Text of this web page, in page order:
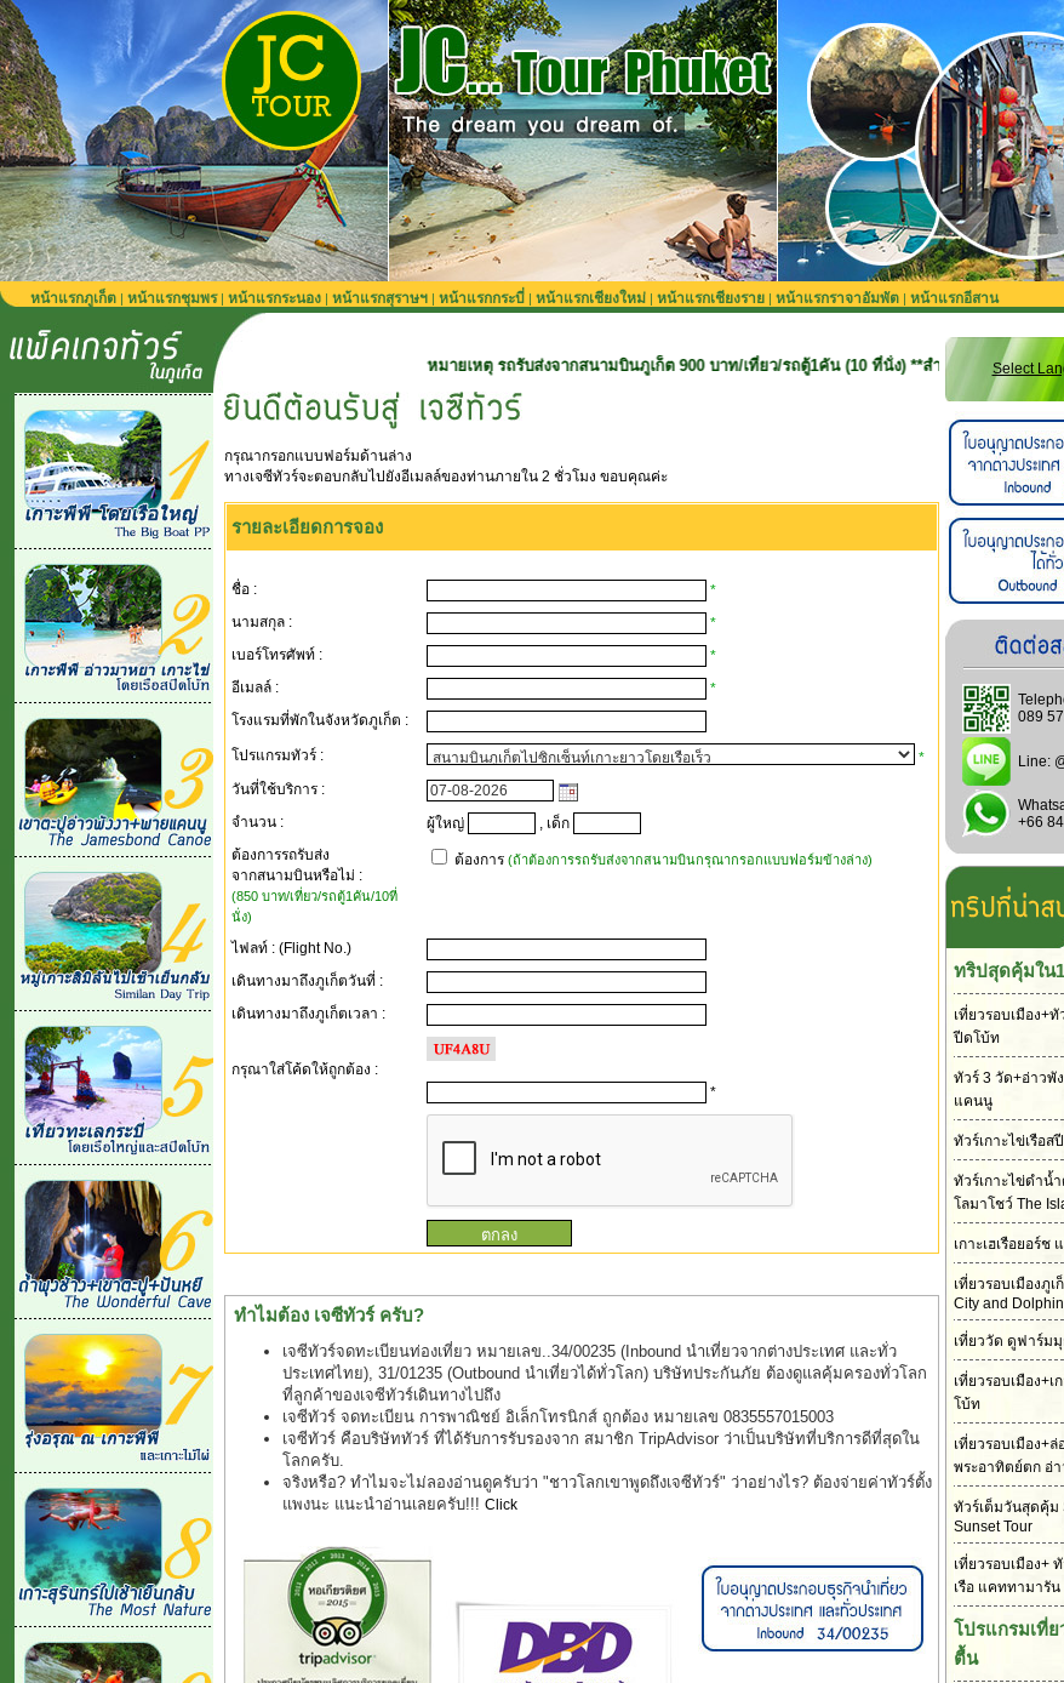
หน้าแรกภูเก็ต | หน้าแรกชุมพร| หน้าแรกระนอง | หน้าแรกสุราษฯ | หน้าแรกกระบี่ | หน้าแรกเชียงใหม่ | หน้าแรกเชียงราย | หน้าแรกราจาอัมพัต | หน้าแรกอีสาน
หมายเหตุ รถรับส่งจากสนามบินภูเก็ต 900 บาท/เที่ยว/รถตู้1คัน (10 ที่นั่ง) **สำหรับลูกค้าจองทริปที่ยังไม่รวมร
กรุณากรอกแบบฟอร์มด้านล่าง
ทางเจซีทัวร์จะตอบกลับไปยังอีเมลล์ของท่านภายใน 2 ชั่วโมง ขอบคุณค่ะ
รายละเอียดการจอง
ชื่อ :
*
นามสกุล :
*
เบอร์โทรศัพท์ :
*
อีเมลล์ :
*
โรงแรมที่พักในจังหวัดภูเก็ต :
โปรแกรมทัวร์ :
*
วันที่ใช้บริการ :
จำนวน :
ผู้ใหญ่
, เด็ก
ต้องการรถรับส่ง
จากสนามบินหรือไม่ :
(850 บาท/เที่ยว/รถตู้1คัน/10ที่
นั่ง)
ต้องการ (ถ้าต้องการรถรับส่งจากสนามบินกรุณากรอกแบบฟอร์มข้างล่าง)
ไฟลท์ : (Flight No.)
เดินทางมาถึงภูเก็ตวันที่ :
เดินทางมาถึงภูเก็ตเวลา :
กรุณาใส่โค้ดให้ถูกต้อง :
*
ทำไมต้อง เจซีทัวร์ ครับ?
เจซีทัวร์จดทะเบียนท่องเที่ยว หมายเลข..34/00235 (Inbound นำเที่ยวจากต่างประเทศ และทั่ว
ประเทศไทย), 31/01235 (Outbound นำเที่ยวได้ทั่วโลก) บริษัทประกันภัย ต้องดูแลคุ้มครองทั่วโลก
ที่ลูกค้าของเจซีทัวร์เดินทางไปถึง
เจซีทัวร์ จดทะเบียน การพาณิชย์ อิเล็กโทรนิกส์ ถูกต้อง หมายเลข 0835557015003
เจซีทัวร์ คือบริษัททัวร์ ที่ได้รับการรับรองจาก สมาชิก TripAdvisor ว่าเป็นบริษัทที่บริการดีที่สุดใน
โลกครับ.
จริงหรือ? ทำไมจะไม่ลองอ่านดูครับว่า "ชาวโลกเขาพูดถึงเจซีทัวร์" ว่าอย่างไร? ต้องจ่ายค่าทัวร์ตั้ง
แพงนะ แนะนำอ่านเลยครับ!!! Click
Select
089
Line:
+66
ทริปสุดคุ้มใน
เที่ยวรอบเมือง+ทั
ปีดโบ้ท
ทัวร์ 3 วัด+อ่าวพั
แคนนู
ทัวร์เกาะไข่เรือ
ทัวร์เกาะไข่ดำน้
โลมาโชว์ The
เกาะเฮเรือยอร์ช
เที่ยวรอบเมืองภู
City and
เที่ยววัด ดูฟาร์ม
เที่ยวรอบเมือง+เ
โบ้ท
เที่ยวรอบเมือง+ล่
พระอาทิตย์ตก อ่า
ทัวร์เต็มวันสุดคุ้ม
Sunset Tour
เที่ยวรอบเมือง+
เรือ แคททามารัน
โปรแกรมเที่ย
ตื้น